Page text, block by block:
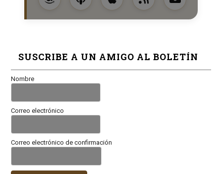
SUSCRIBE A UN AMIGO AL BOLETÍN
Nombre
Correo electrónico
Correo electrónico de confirmación